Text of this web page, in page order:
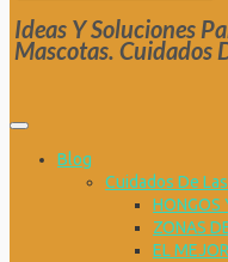
Ideas Y Soluciones
Mascotas. Cuidados
Blog
Cuidados De
HONGOS
ZONAS
EL